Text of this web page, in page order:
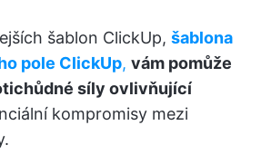
šablon ClickUp, šablona
pole ClickUp, vám pomůže
síly ovlivňující
kompromisy mezi